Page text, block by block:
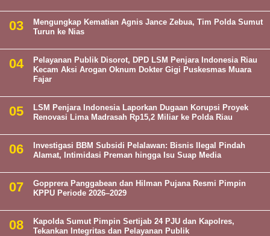
Mengungkap Kematian Agnis Jance Zebua, Tim Polda Sumut
Turun ke Nias
Pelayanan Publik Disorot, DPD LSM Penjara Indonesia Riau
Kecam Aksi Arogan Oknum Dokter Gigi Puskesmas Muara
Fajar
LSM Penjara Indonesia Laporkan Dugaan Korupsi Proyek
Renovasi Lima Madrasah Rp15,2 Miliar ke Polda Riau
Investigasi BBM Subsidi Pelalawan: Bisnis Ilegal Pindah
Alamat, Intimidasi Preman hingga Isu Suap Media
Gopprera Panggabean dan Hilman Pujana Resmi Pimpin
KPPU Periode 2026–2029
Kapolda Sumut Pimpin Sertijab 24 PJU dan Kapolres,
Tekankan Integritas dan Pelayanan Publik